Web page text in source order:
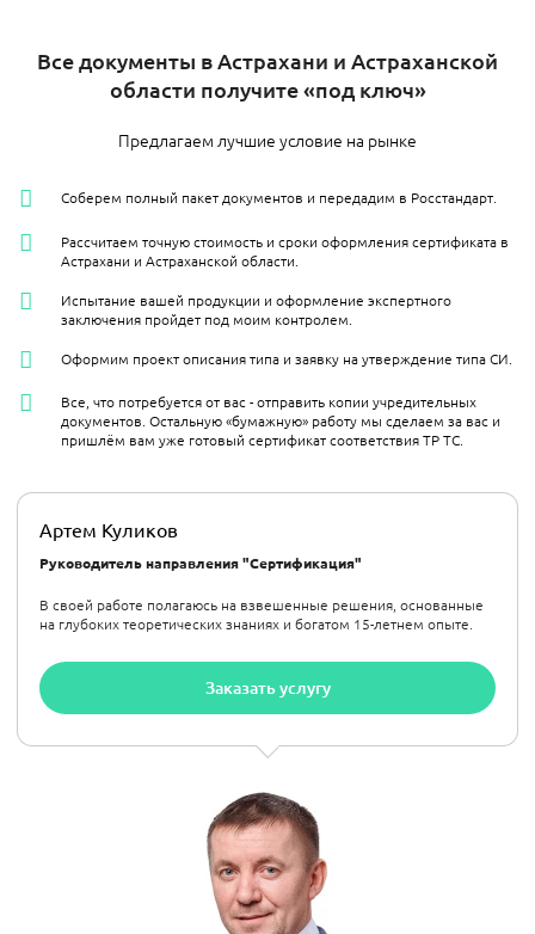
Все документы в Астрахани и Астраханской
области получите «под ключ»
Предлагаем лучшие условие на рынке
Артем Куликов
Руководитель направления "Сертификация"
В своей работе полагаюсь на взвешенные решения, основанные
на глубоких теоретических знаниях и богатом 15-летнем опыте.
Заказать услугу
Соберем полный пакет документов и передадим в Росстандарт.
Рассчитаем точную стоимость и сроки оформления сертификата в
Астрахани и Астраханской области.
Испытание вашей продукции и оформление экспертного
заключения пройдет под моим контролем.
Оформим проект описания типа и заявку на утверждение типа СИ.
Все, что потребуется от вас - отправить копии учредительных
документов. Остальную «бумажную» работу мы сделаем за вас и
пришлём вам уже готовый сертификат соответствия ТР ТС.